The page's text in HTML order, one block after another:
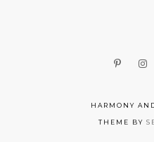
HARMONY
THEME BY